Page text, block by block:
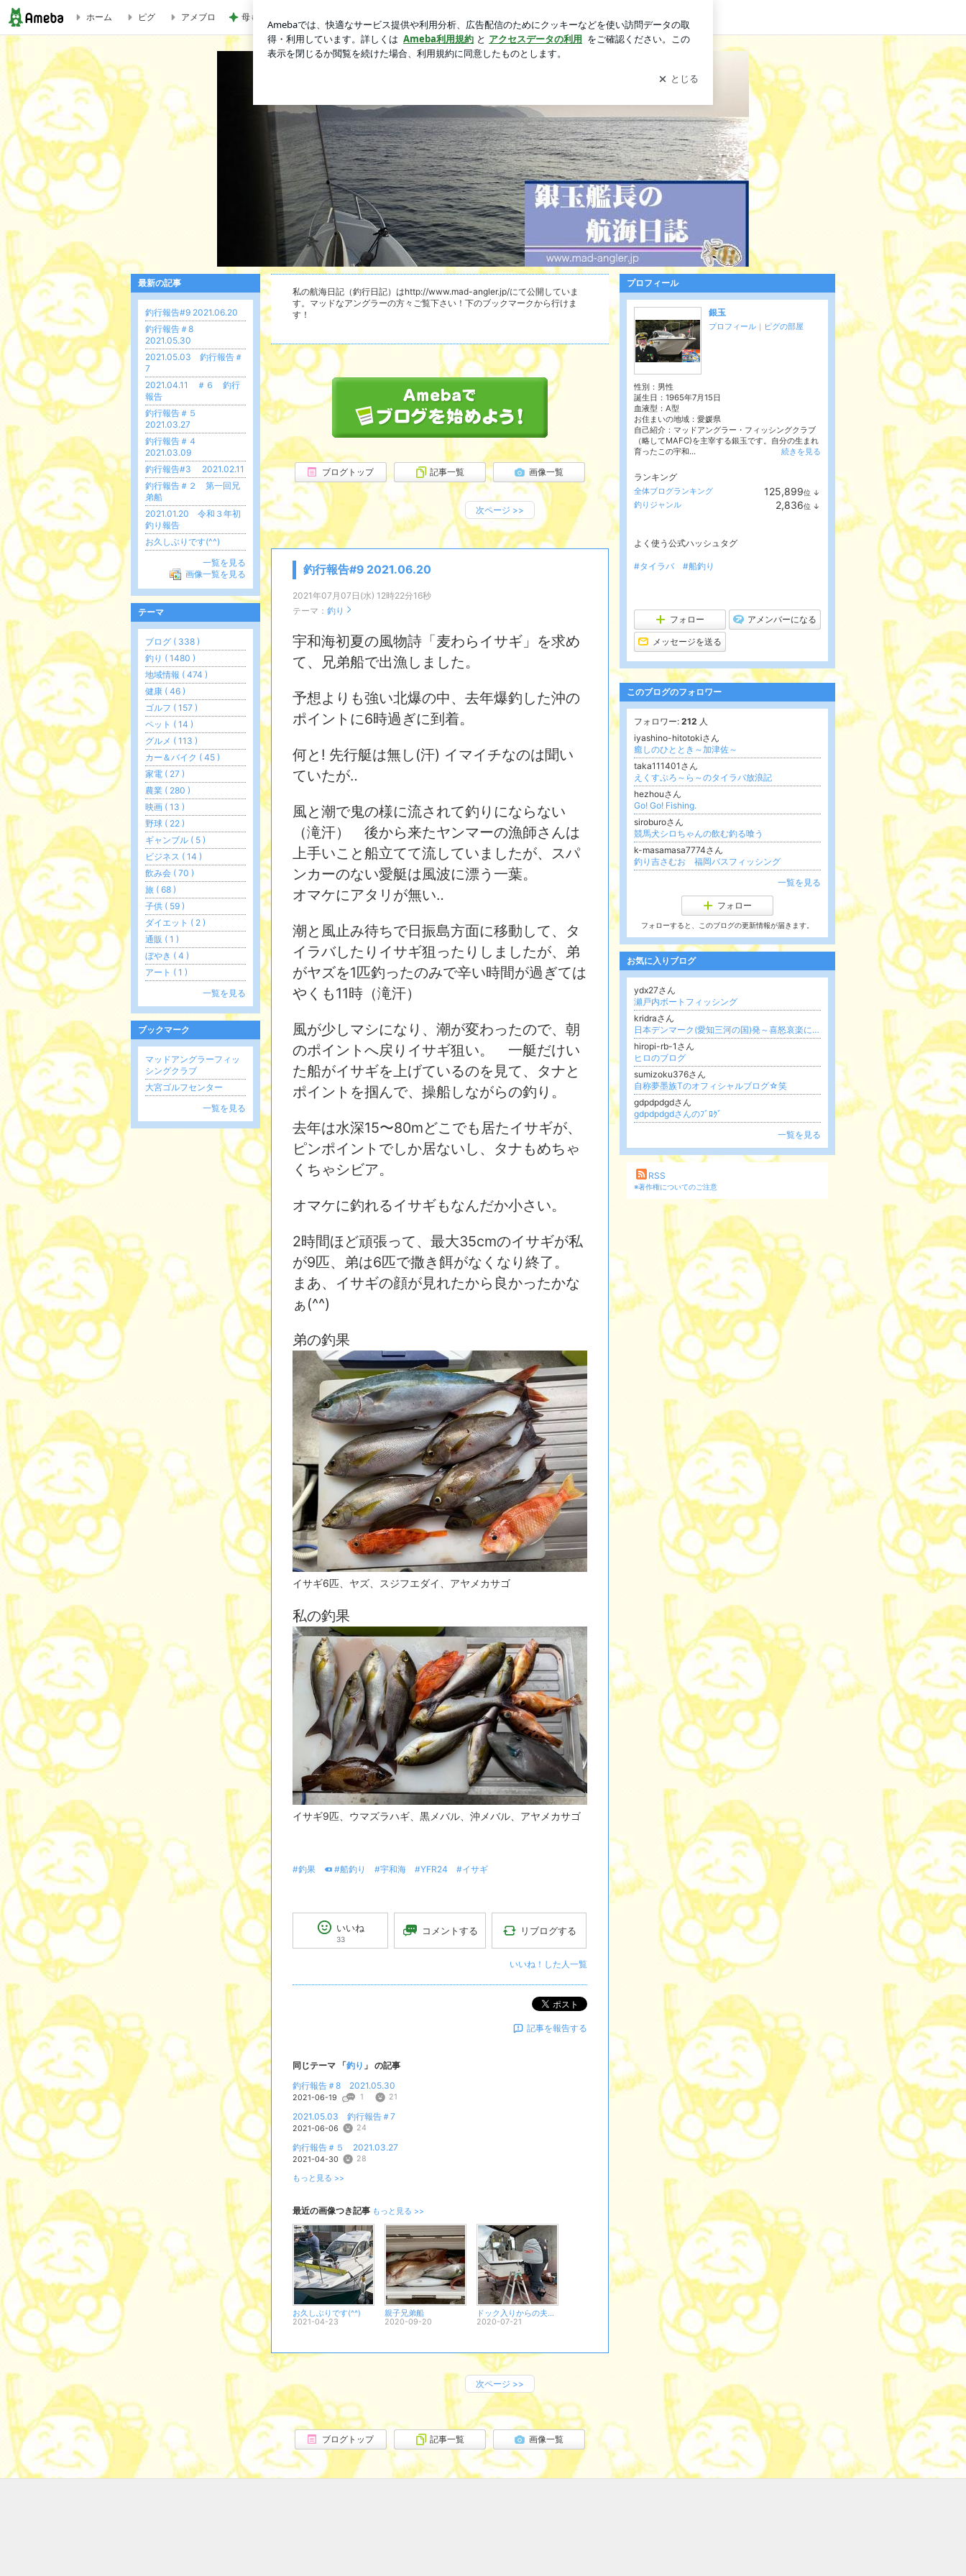
銀玉艦長の航海日誌
ホーム ピグ アメブロ 母もサポートを頑張る大事な撮影 ログイン
銀玉艦長の航海日誌
宇和海をこよなく愛する釣り人銀玉。マッドアングラーフィッシングクラブを主宰し、愛艇アルバトロス号を駆るアングラーの航海日誌。
私の航海日記（釣行日記）はhttp://www.mad-angler.jp/にて公開していま
す。マッドなアングラーの方々ご覧下さい！下のブックマークから行けま
す！
ブログトップ 記事一覧 画像一覧
次ページ >>
釣行報告#9 2021.06.20
2021年07月07日(水) 12時22分16秒
テーマ： 釣り
宇和海初夏の風物詩「麦わらイサギ」を求め
て、兄弟船で出漁しました。
予想よりも強い北爆の中、去年爆釣した沖の
ポイントに6時過ぎに到着。
何と! 先行艇は無し(汗) イマイチなのは聞い
ていたが‥
風と潮で鬼の様に流されて釣りにならない
（滝汗） 後から来たヤンマーの漁師さんは
上手いこと船立てて流していましたが、スパ
ンカーのない愛艇は風波に漂う一葉。
オマケにアタリが無い‥
潮と風止み待ちで日振島方面に移動して、タ
イラバしたりイサギ狙ったりしましたが、弟
がヤズを1匹釣ったのみで辛い時間が過ぎては
やくも11時（滝汗）
風が少しマシになり、潮が変わったので、朝
のポイントへ戻りイサギ狙い。 一艇だけい
た船がイサギを上げているのを見て、タナと
ポイントを掴んで、操船しながらの釣り。
去年は水深15〜80mどこでも居たイサギが、
ピンポイントでしか居ないし、タナもめちゃ
くちゃシビア。
オマケに釣れるイサギもなんだか小さい。
2時間ほど頑張って、最大35cmのイサギが私
が9匹、弟は6匹で撒き餌がなくなり終了。
まあ、イサギの顔が見れたから良かったかな
ぁ(^^)
弟の釣果
イサギ6匹、ヤズ、スジフエダイ、アヤメカサゴ
私の釣果
イサギ9匹、ウマズラハギ、黒メバル、沖メバル、アヤメカサゴ
#釣果 #船釣り #宇和海 #YFR24 #イサギ
いいね
33
コメントする リブログする
いいね！した人一覧
ポスト
記事を報告する
同じテーマ 「釣り 」 の記事
釣行報告＃8 2021.05.30
2021-06-19 1 21
2021.05.03 釣行報告＃7
2021-06-06 24
釣行報告＃５ 2021.03.27
2021-04-30 28
もっと見る >>
最近の画像つき記事 もっと見る >>
お久しぶりです(^^)
2021-04-23
親子兄弟船
2020-09-20
ドック入りからの夫婦船&兄弟船な一週間
2020-07-21
次ページ >>
ブログトップ 記事一覧 画像一覧
プロフィール
銀玉
プロフィール ｜ ピグの部屋
性別： 男性
誕生日： 1965年7月15日
血液型： A型
お住まいの地域： 愛媛県
自己紹介：マッドアングラー・フィッシングクラブ
（略してMAFC)を主宰する銀玉です。自分の生まれ
育ったこの宇和...
続きを見る
ランキング
全体ブログランキング 125,899位 ↓
釣りジャンル 2,836位 ↓
よく使う公式ハッシュタグ
#タイラバ #船釣り
フォロー アメンバーになる
メッセージを送る
このブログのフォロワー
フォロワー: 212 人
iyashino-hitotokiさん
癒しのひととき～加津佐～
taka111401さん
えくすぷろ～ら～のタイラバ放浪記
hezhouさん
Go! Go! Fishing.
siroburoさん
競馬犬シロちゃんの飲む釣る喰う
k-masamasa7774さん
釣り吉さむお 福岡バスフィッシング
一覧を見る
フォロー
フォローすると、このブログの更新情報が届きます。
お気に入りブログ
ydx27さん
瀬戸内ボートフィッシング
kridraさん
日本デンマーク(愛知三河の国)発～喜怒哀楽に言いますか？
hiropi-rb-1さん
ヒロのブログ
sumizoku376さん
自称夢墨族Tのオフィシャルブログ☆笑
gdpdpdgdさん
gdpdpdgdさんのﾌﾞﾛｸﾞ
一覧を見る
RSS
※著作権についてのご注意
最新の記事
釣行報告#9 2021.06.20
釣行報告＃8
2021.05.30
2021.05.03 釣行報告＃
7
2021.04.11 ＃６ 釣行
報告
釣行報告＃５
2021.03.27
釣行報告＃４
2021.03.09
釣行報告#3 2021.02.11
釣行報告＃２ 第一回兄
弟船
2021.01.20 令和３年初
釣り報告
お久しぶりです(^^)
一覧を見る
画像一覧を見る
テーマ
ブログ ( 338 )
釣り ( 1480 )
地域情報 ( 474 )
健康 ( 46 )
ゴルフ ( 157 )
ペット ( 14 )
グルメ ( 113 )
カー＆バイク ( 45 )
家電 ( 27 )
農業 ( 280 )
映画 ( 13 )
野球 ( 22 )
ギャンブル ( 5 )
ビジネス ( 14 )
飲み会 ( 70 )
旅 ( 68 )
子供 ( 59 )
ダイエット ( 2 )
通販 ( 1 )
ぼやき ( 4 )
アート ( 1 )
一覧を見る
ブックマーク
マッドアングラーフィッ
シングクラブ
大宮ゴルフセンター
一覧を見る